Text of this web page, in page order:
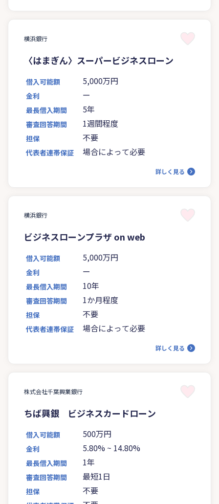
横浜銀行
〈はまぎん〉スーパービジネスローン
借入可能額 5,000万円
金利 ー
最長借入期間 5年
審査回答期間 1週間程度
担保 不要
代表者連帯保証 場合によって必要
詳しく見る
横浜銀行
ビジネスローンプラザ on web
借入可能額 5,000万円
金利 ー
最長借入期間 10年
審査回答期間 1か月程度
担保 不要
代表者連帯保証 場合によって必要
詳しく見る
株式会社千葉興業銀行
ちば興銀 ビジネスカードローン
借入可能額 500万円
金利 5.80% ~ 14.80%
最長借入期間 1年
審査回答期間 最短1日
担保 不要